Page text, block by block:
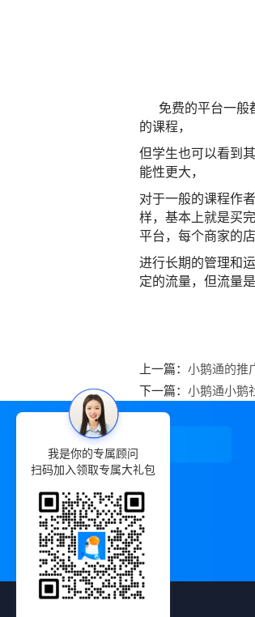
免费的平台一般
的课程，
但学生也可以看到
能性更大，
对于一般的课程作
样，基本上就是买完
平台，每个商家的
进行长期的管理和
定的流量，但流量是
上一篇： 小鹅通的推
下一篇： 小鹅通小鹅
我是你的专属顾问
扫码加入领取专属大礼包